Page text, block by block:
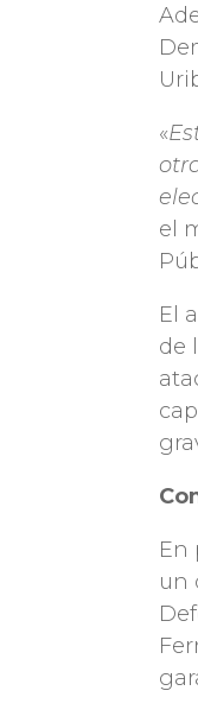
«
el
El
de
En
un